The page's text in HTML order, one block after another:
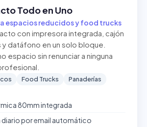
Todo en Uno
espacios reducidos y food trucks
con impresora integrada, cajón
datáfono en un solo bloque.
espacio sin renunciar a ninguna
Food Trucks
Panaderías
80mm integrada
diario por email automático